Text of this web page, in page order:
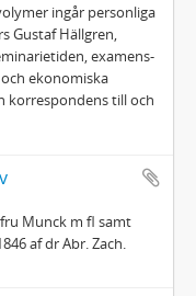
ingår personliga
Gustaf Hällgren,
examens-
ekonomiska
korrespondens till och
Munck m fl samt
af dr Abr. Zach.